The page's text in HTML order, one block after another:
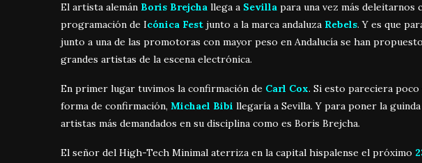
El artista alemán Boris Brejcha llega a Sevilla para una vez más deleitarnos
programación de Icónica Fest junto a la marca andaluza Rebels. Y es que
junto a una de las promotoras con mayor peso en Andalucía se han
grandes artistas de la escena electrónica.
En primer lugar tuvimos la confirmación de Carl Cox. Si esto pareciera
forma de confirmación, Michael Bibi llegaría a Sevilla. Y para poner la
artistas más demandados en su disciplina como es Boris Brejcha.
El señor del High-Tech Minimal aterriza en la capital hispalense el próximo